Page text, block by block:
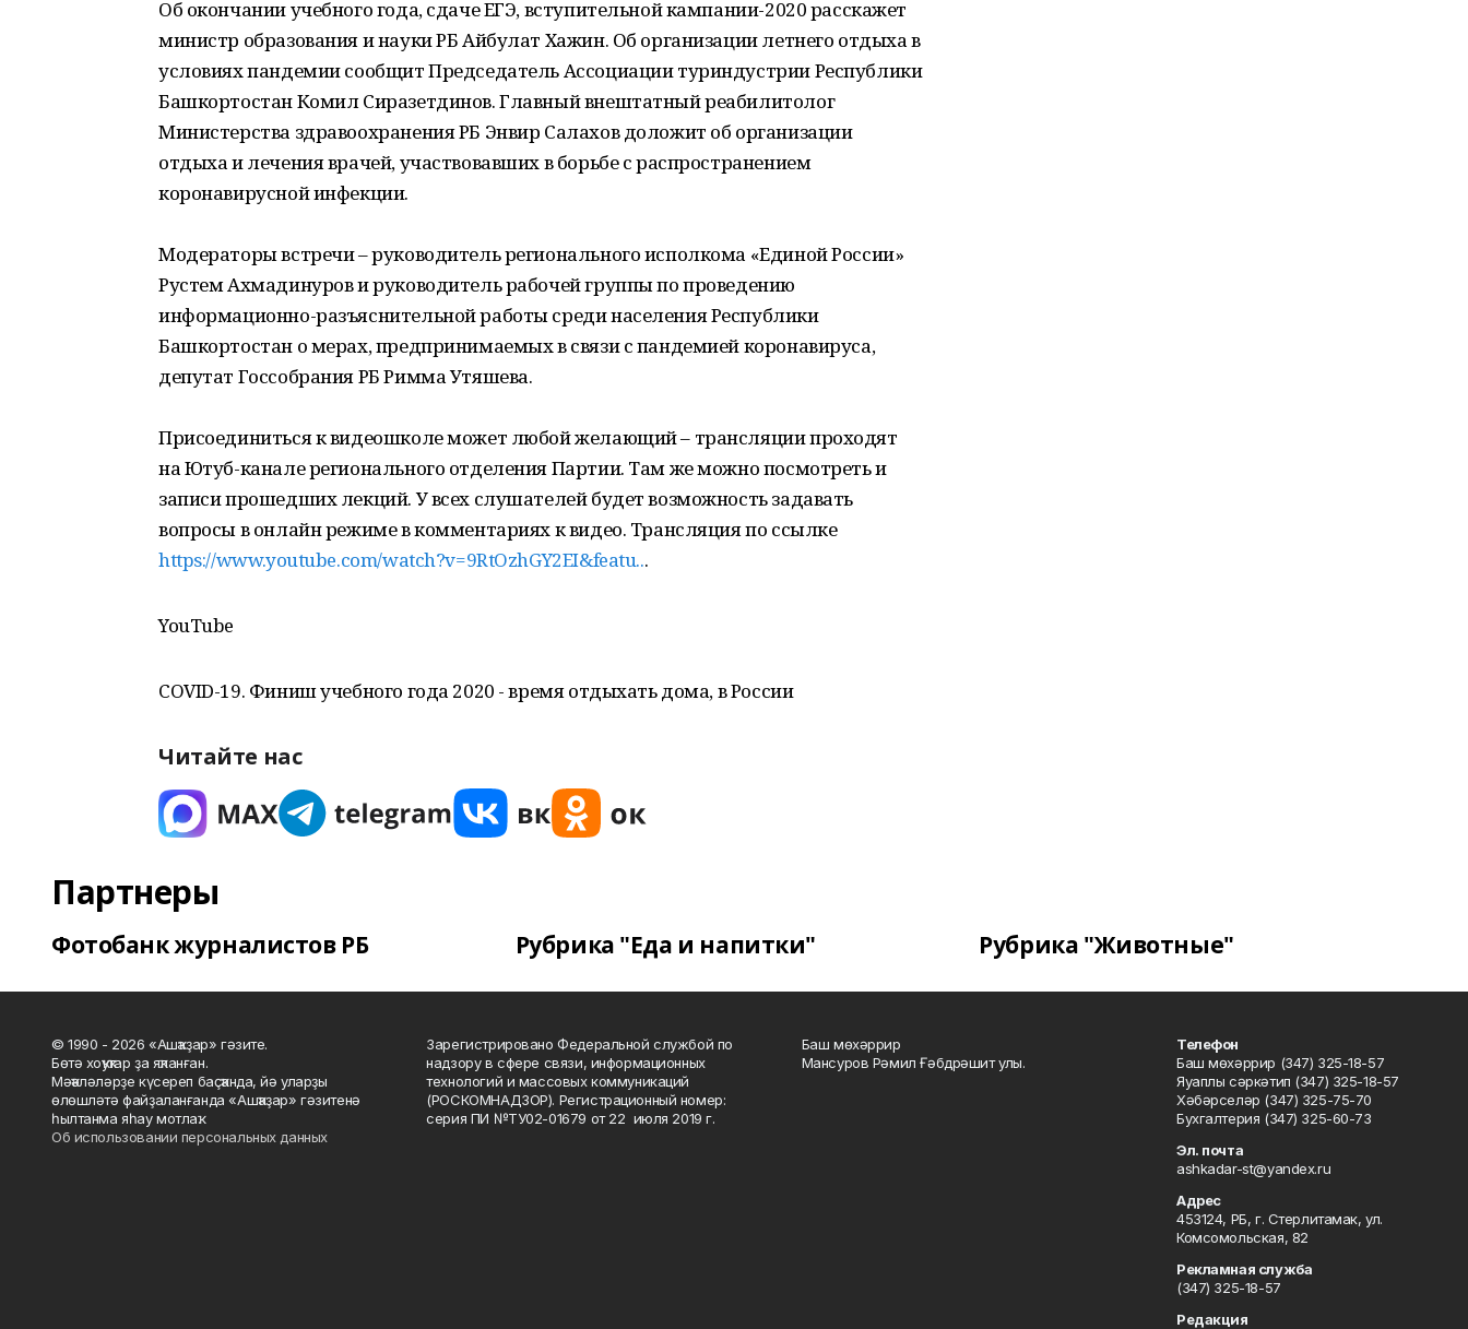
Об окончании учебного года, сдаче ЕГЭ, вступительной кампании-2020 расскажет
министр образования и науки РБ Айбулат Хажин. Об организации летнего отдыха в
условиях пандемии сообщит Председатель Ассоциации туриндустрии Республики
Башкортостан Комил Сиразетдинов. Главный внештатный реабилитолог
Министерства здравоохранения РБ Энвир Салахов доложит об организации
отдыха и лечения врачей, участвовавших в борьбе с распространением
коронавирусной инфекции.
Модераторы встречи – руководитель регионального исполкома «Единой России»
Рустем Ахмадинуров и руководитель рабочей группы по проведению
информационно-разъяснительной работы среди населения Республики
Башкортостан о мерах, предпринимаемых в связи с пандемией коронавируса,
депутат Госсобрания РБ Римма Утяшева.
Присоединиться к видеошколе может любой желающий – трансляции проходят
на Ютуб-канале регионального отделения Партии. Там же можно посмотреть и
записи прошедших лекций. У всех слушателей будет возможность задавать
вопросы в онлайн режиме в комментариях к видео. Трансляция по ссылке
https://www.youtube.com/watch?v=9RtOzhGY2EI&featu...
YouTube
COVID-19. Финиш учебного года 2020 - время отдыхать дома, в России
Читайте нас
Партнеры
Фотобанк журналистов РБ Рубрика "Еда и напитки" Рубрика "Животные"
© 1990 - 2026 «Ашҡаҙар» гәзите.
Бөтә хоҡуҡтар ҙа яҡланған.
Мәҡәләләрҙе күсереп баҫҡанда, йә уларҙы
өлөшләтә файҙаланғанда «Ашҡаҙар» гәзитенә
һылтанма яһау мотлаҡ.
Об использовании персональных данных
Зарегистрировано Федеральной службой по
надзору в сфере связи, информационных
технологий и массовых коммуникаций
(РОСКОМНАДЗОР). Регистрационный номер:
серия ПИ №ТУ02-01679 от 22 июля 2019 г.
Баш мөхәррир
Мансуров Рәмил Ғәбдрәшит улы.
Телефон
Баш мөхәррир (347) 325-18-57
Яуаплы сәркәтип (347) 325-18-57
Хәбәрселәр (347) 325-75-70
Бухгалтерия (347) 325-60-73
Эл. почта
ashkadar-st@yandex.ru
Адрес
453124, РБ, г. Стерлитамак, ул.
Комсомольская, 82
Рекламная служба
(347) 325-18-57
Редакция